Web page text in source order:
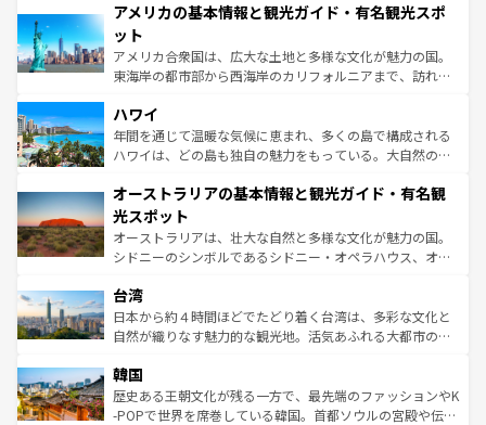
ンツ一覧を参照してほしい。
の建物がそのまま残る町や、スイスならではのユニークな
博物館もあり、アルプス観光だけでなく町歩きも満喫する
ことができる。国民の所得が高いため物価も高いが、旅行
者向けの交通パス提供のサービスもあり、うまく活用すれ
着のスイス情報は
アメリカの基本情報と観光ガイド・有名観光スポ
ット
アメリカ合衆国は、広大な土地と多様な文化が魅力の国。
東海岸の都市部から西海岸のカリフォルニアまで、訪れる
のような巨大都市は、観光、ショッピング、エンターテイ
ンメントが詰まった刺激的なスポットだ。一方、アメリカ
西部には大自然が広がり、グランドキャニオンやイエロー
部のニューオーリンズでは、音楽と美食が融合した独特の
文化が魅力。旅行者はアメリカの各地域で異なる魅力を楽
しみながら、その多様性と豊かな歴史を感じることができ
るだろう。車でのロードトリップや列車の旅も、アメリカ
情報は
ハワイ
年間を通じて温暖な気候に恵まれ、多くの島で構成される
ハワイは、どの島も独自の魅力をもっている。大自然の神
ワイ島は見逃せない。また、定番の観光地といえばオアフ
島だが、静かな自然を求めるならマウイ島やカウアイ島が
おすすめ。エメラルドグリーンに輝く海をはじめ、豊かな
文化や歴史が息づいている。「アロハスピリット」と呼ば
人々、おいしいローカルフードやハワイアンミュージッ
ク、伝統的なフラダンスなど、すべてがハワイの魅力を彩
っている。訪れるたびに新しい発見と感動が待っているハ
はコンテンツ一覧
オーストラリアの基本情報と観光ガイド・有名観
光スポット
オーストラリアは、壮大な自然と多様な文化が魅力の国。
シドニーのシンボルであるシドニー・オペラハウス、オー
リアリーフや大陸中央部にそびえるウルル（エアーズロッ
ク）、タスマニアの美しい原生林やケアンズの熱帯雨林な
ど、見どころがたくさん。また、カフェやワイン、オージ
いる。アクティビティも充実しており、サーフィンやダイ
ビング、ハイキングなど、アウトドア好きにはたまらな
い。オーストラリアの多彩な魅力を存分に味わいつくそ
台湾
日本から約４時間ほどでたどり着く台湾は、多彩な文化と
自然が織りなす魅力的な観光地。活気あふれる大都市の台
ン）、静ひつな山岳地帯である台湾東部など、都市の喧騒
と山間の静けさが共存しており、訪れる人に新しい発見と
驚きをもたらしてくれる。また、奥深い台湾の食文化も魅
韓国
歴史ある王朝文化が残る一方で、最先端のファッションやK
-POPで世界を席巻している韓国。首都ソウルの宮殿や伝統